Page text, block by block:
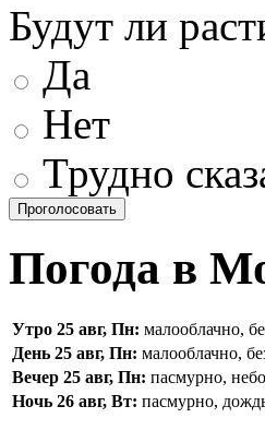
Будут ли
Да
Нет
Трудно
Погода в
Утро 25 авг, Пн: малооблачно,
День 25 авг, Пн: малооблачно,
Вечер 25 авг, Пн: пасмурно,
Ночь 26 авг, Вт: пасмурно,